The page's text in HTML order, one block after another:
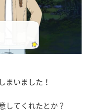
まいました！
してくれたとか？